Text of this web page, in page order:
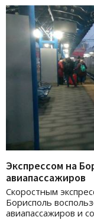
Экспрессом на
авиапассажиров
Скоростным
Борисполь
авиапассажиров и